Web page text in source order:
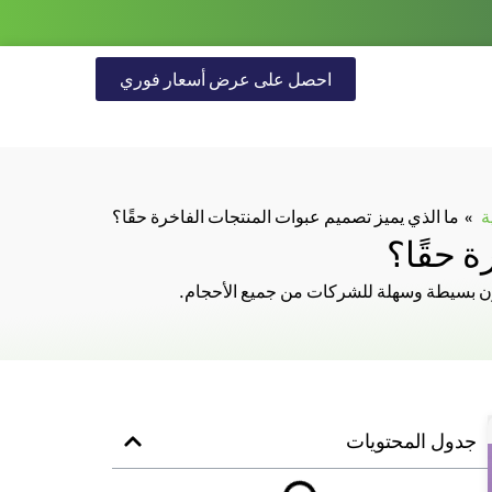
احصل على عرض أسعار فوري
ما الذي يميز تصميم عبوات المنتجات الفاخرة حقًا؟
حقًا؟
بسيطة وسهلة للشركات من جميع الأحجام.
جدول المحتويات